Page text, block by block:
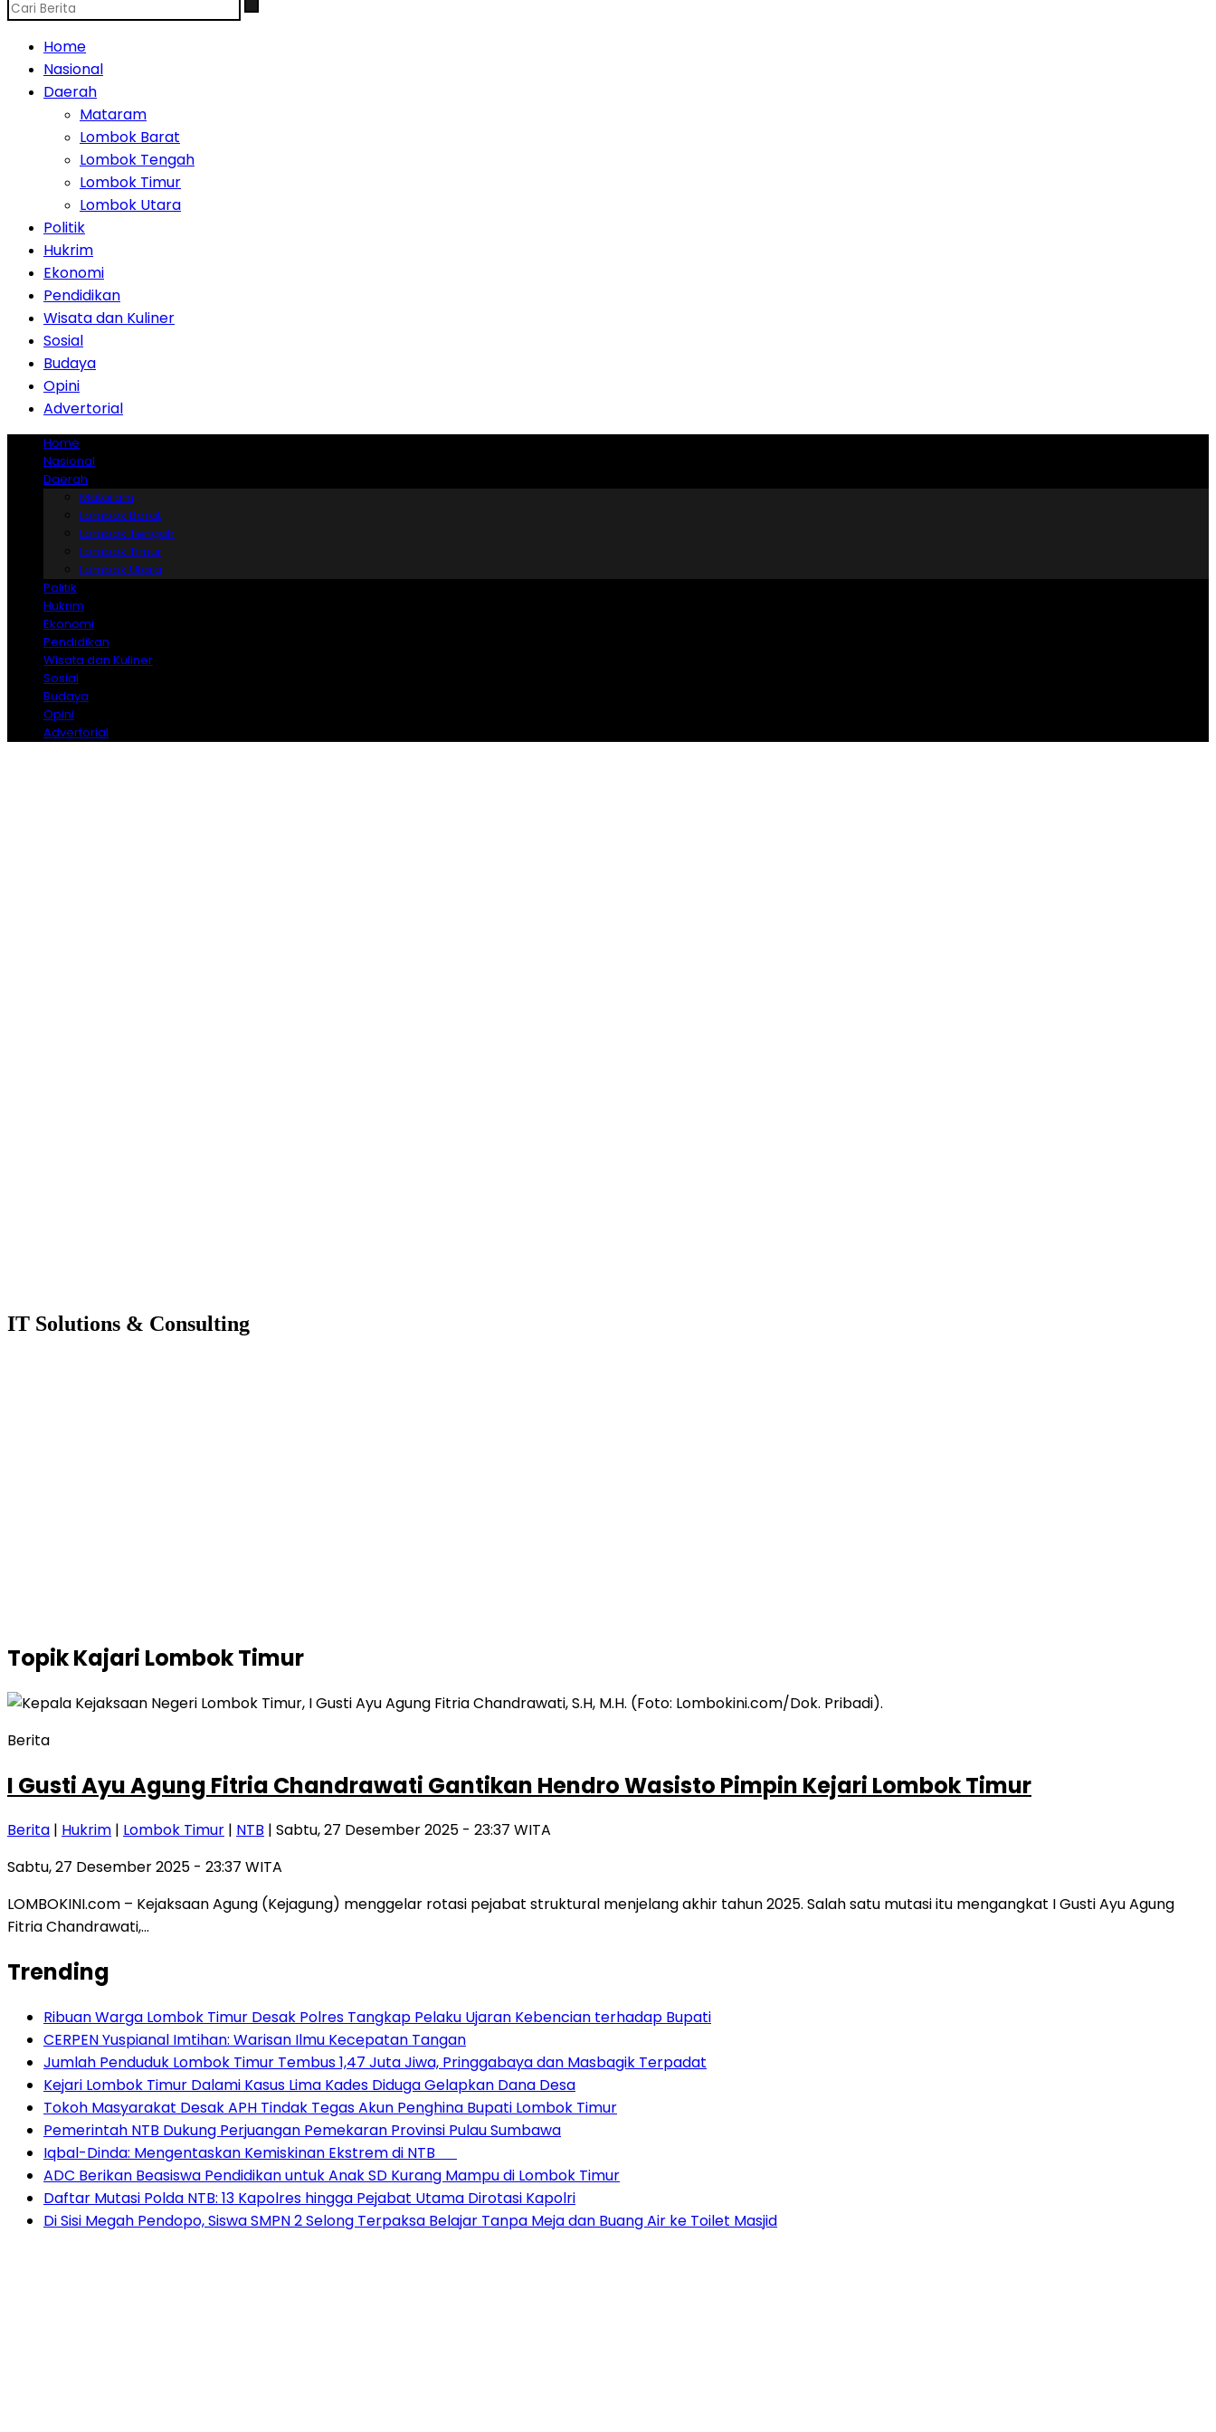
Home
Nasional
Daerah
Mataram
Lombok Barat
Lombok Tengah
Lombok Timur
Lombok Utara
Politik
Hukrim
Ekonomi
Pendidikan
Wisata dan Kuliner
Sosial
Budaya
Opini
Advertorial
Home
Nasional
Daerah
Mataram
Lombok Barat
Lombok Tengah
Lombok Timur
Lombok Utara
Politik
Hukrim
Ekonomi
Pendidikan
Wisata dan Kuliner
Sosial
Budaya
Opini
Advertorial
IT Solutions & Consulting
TopikKajari Lombok Timur
Berita
I Gusti Ayu Agung Fitria Chandrawati Gantikan Hendro Wasisto Pimpin Kejari Lombok Timur
Berita | Hukrim | Lombok Timur | NTB | Sabtu, 27 Desember 2025 - 23:37 WITA
Sabtu, 27 Desember 2025 - 23:37 WITA
LOMBOKINI.com – Kejaksaan Agung (Kejagung) menggelar rotasi pejabat struktural menjelang akhir tahun 2025. Salah satu mutasi itu mengangkat I Gusti Ayu Agung
Fitria Chandrawati,…
Trending
Ribuan Warga Lombok Timur Desak Polres Tangkap Pelaku Ujaran Kebencian terhadap Bupati
CERPEN Yuspianal Imtihan: Warisan Ilmu Kecepatan Tangan
Jumlah Penduduk Lombok Timur Tembus 1,47 Juta Jiwa, Pringgabaya dan Masbagik Terpadat
Kejari Lombok Timur Dalami Kasus Lima Kades Diduga Gelapkan Dana Desa
Tokoh Masyarakat Desak APH Tindak Tegas Akun Penghina Bupati Lombok Timur
Pemerintah NTB Dukung Perjuangan Pemekaran Provinsi Pulau Sumbawa
Iqbal-Dinda: Mengentaskan Kemiskinan Ekstrem di NTB
ADC Berikan Beasiswa Pendidikan untuk Anak SD Kurang Mampu di Lombok Timur
Daftar Mutasi Polda NTB: 13 Kapolres hingga Pejabat Utama Dirotasi Kapolri
Di Sisi Megah Pendopo, Siswa SMPN 2 Selong Terpaksa Belajar Tanpa Meja dan Buang Air ke Toilet Masjid